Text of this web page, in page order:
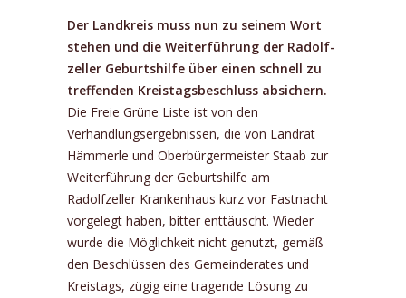
Der Landkreis muss nun zu seinem Wort
stehen und die Weiterführung der Radolf­
zeller Geburtshilfe über einen schnell zu
treffenden Kreistagsbeschluss absichern.
Die Freie Grüne Liste ist von den
Verhandlungsergebnissen, die von Landrat
Hämmerle und Ober­bürgermeister Staab zur
Weiterführung der Geburtshilfe am
Radolfzeller Krankenhaus kurz vor Fast­nacht
vorgelegt haben, bitter enttäuscht. Wieder
wurde die Möglichkeit nicht genutzt, gemäß
den Be­schlüssen des Gemeinderates und
Kreistags, zügig eine tragende Lösung zu